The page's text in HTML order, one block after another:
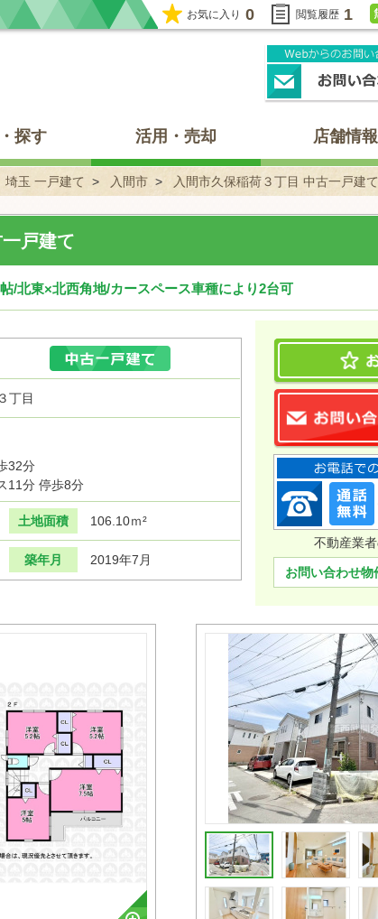
お気に入り 0 閲覧履歴 1
探す 活用・売却 店舗情報
埼玉 一戸建て 入間市 入間市久保稲荷３丁目 中古一戸建て
戸建て
/北東×北西角地/カースペース車種により2台可
丁目
32分
11分 停歩8分
土地面積 106.10ｍ²
築年月 2019年7月
不動産業
お問い合わせ物